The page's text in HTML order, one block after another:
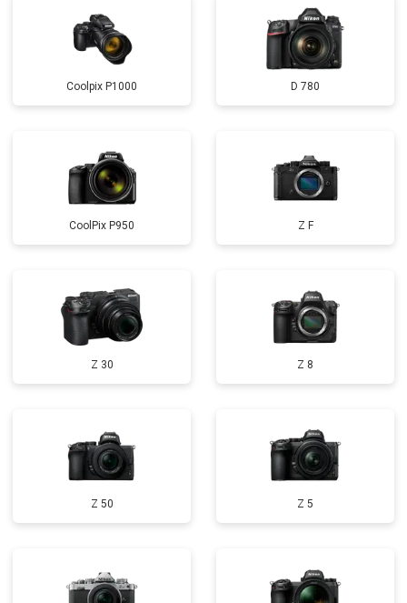
Coolpix P1000 D 780
CoolPix P950 Z F
Z 30 Z 8
Z 50 Z 5